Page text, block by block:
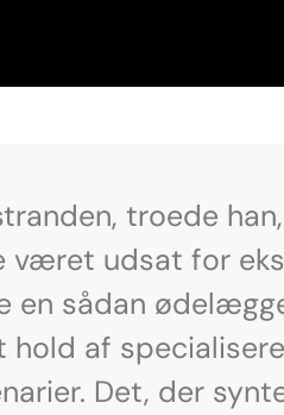
troede
været udsat for
en sådan
hold af
Det, der